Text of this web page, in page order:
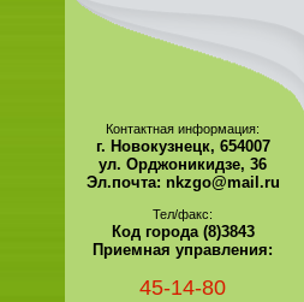
Контактная информация:
г. Новокузнецк, 654007
ул. Орджоникидзе, 36
Эл.почта: nkzgo@mail.ru
Тел/факс:
Код города (8)3843
Приемная управления:
45-14-80